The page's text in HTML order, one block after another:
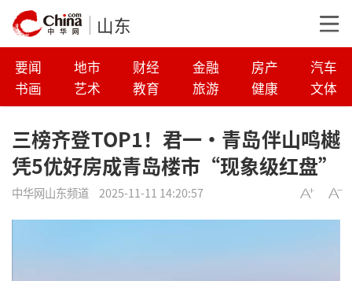
山东
要闻 地市 财经 金融 房产
汽车
书画
艺术 教育 旅游 健康 文体
三榜齐登TOP1！君一・青岛伴山鸣樾
凭5优好房成青岛楼市“现象级红盘”
中华网山东频道 2025-11-11 14:20:57